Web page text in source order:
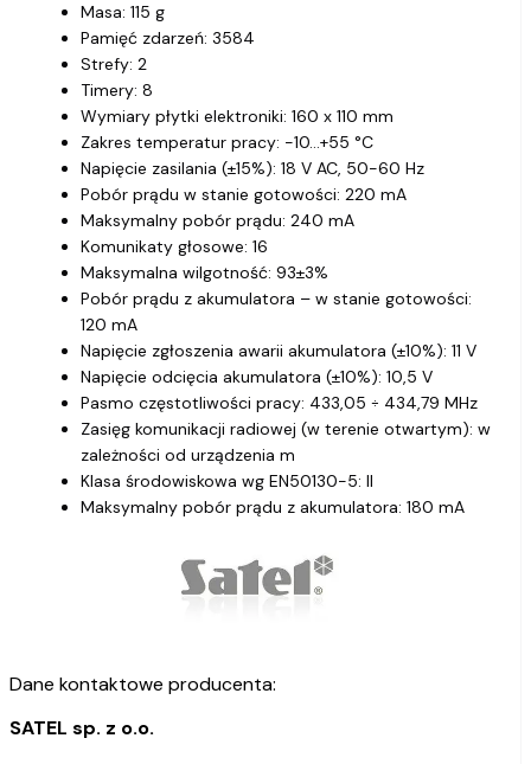
Masa: 115 g
Pamięć zdarzeń: 3584
Strefy: 2
Timery: 8
Wymiary płytki elektroniki: 160 x 110 mm
Zakres temperatur pracy: -10…+55 °C
Napięcie zasilania (±15%): 18 V AC, 50-60 Hz
Pobór prądu w stanie gotowości: 220 mA
Maksymalny pobór prądu: 240 mA
Komunikaty głosowe: 16
Maksymalna wilgotność: 93±3%
Pobór prądu z akumulatora – w stanie gotowości:
120 mA
Napięcie zgłoszenia awarii akumulatora (±10%): 11 V
Napięcie odcięcia akumulatora (±10%): 10,5 V
Pasmo częstotliwości pracy: 433,05 ÷ 434,79 MHz
Zasięg komunikacji radiowej (w terenie otwartym): w
zależności od urządzenia m
Klasa środowiskowa wg EN50130-5: II
Maksymalny pobór prądu z akumulatora: 180 mA
Dane kontaktowe producenta:
SATEL sp. z o.o.